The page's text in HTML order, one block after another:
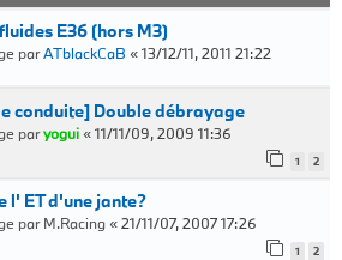
E36 (hors M3)
parATblackCaB «13/12/11, 2011 21:22
conduite] Double débrayage
paryogui«11/11/09, 2009 11:36
1 2
l' ET d'une jante?
parM.Racing«21/11/07, 2007 17:26
1 2